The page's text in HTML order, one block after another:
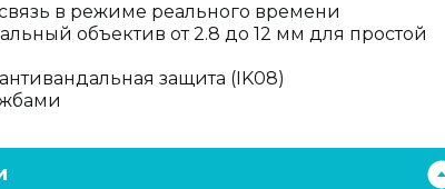
в режиме реального времени
объектив от 2.8 до 12 мм для простой
защита (IK08)